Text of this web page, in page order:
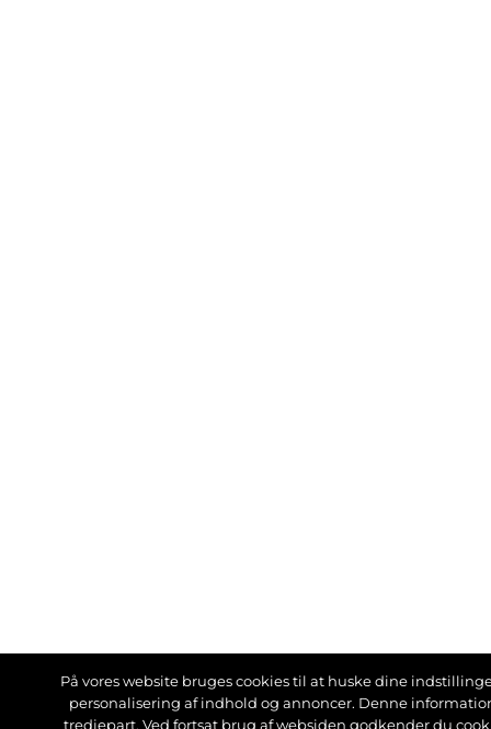
På vores website bruges cookies til at huske dine
personalisering af indhold og annoncer. Denne
tredjepart. Ved fortsat brug af websiden godkender du